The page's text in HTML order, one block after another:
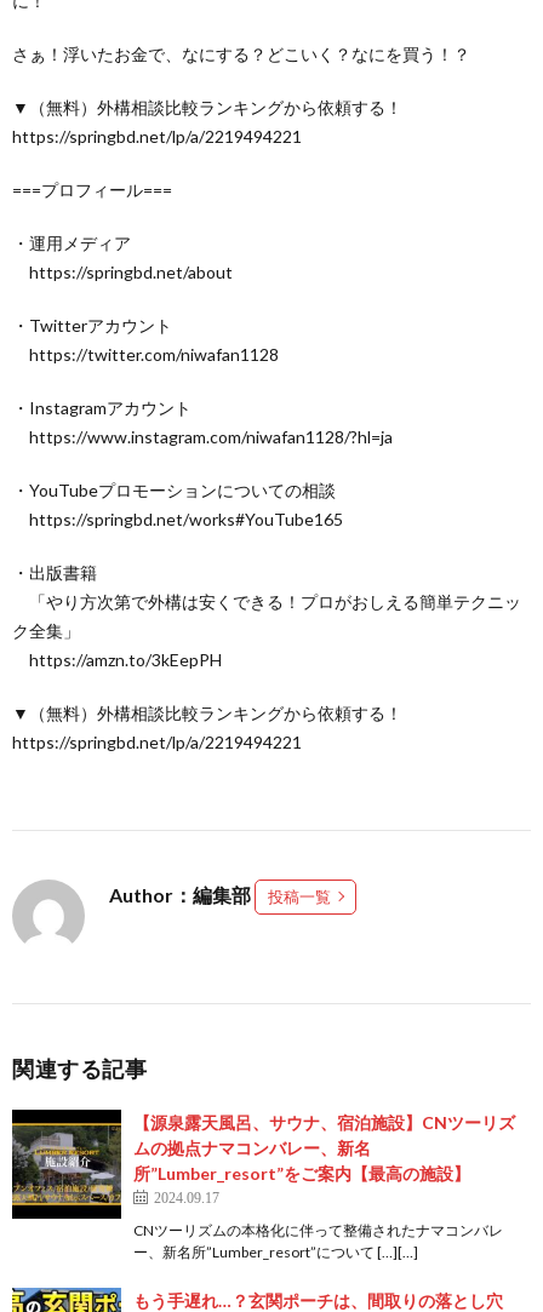
さぁ！浮いたお金で、なにする？どこいく？なにを買う！？
▼（無料）外構相談比較ランキングから依頼する！
https://springbd.net/lp/a/2219494221
===プロフィール===
・運用メディア
https://springbd.net/about
・Twitterアカウント
https://twitter.com/niwafan1128
・Instagramアカウント
https://www.instagram.com/niwafan1128/?hl=ja
・YouTubeプロモーションについての相談
https://springbd.net/works#YouTube165
・出版書籍
「やり方次第で外構は安くできる！プロがおしえる簡単テクニッ
ク全集」
https://amzn.to/3kEepPH
▼（無料）外構相談比較ランキングから依頼する！
https://springbd.net/lp/a/2219494221
Author：編集部 投稿一覧
関連する記事
【源泉露天風呂、サウナ、宿泊施設】CNツーリズ
ムの拠点ナマコンバレー、新名
所”Lumber_resort”をご案内【最高の施設】
2024.09.17
CNツーリズムの本格化に伴って整備されたナマコンバレ
ー、新名所”Lumber_resort”について […][…]
もう手遅れ…？玄関ポーチは、間取りの落とし穴